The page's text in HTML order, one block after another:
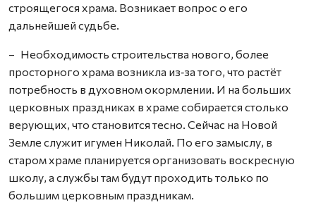
строящегося храма. Возникает вопрос о его
дальнейшей судьбе.
– Необходимость строительства нового, более
просторного храма возникла из‑за того, что растёт
потребность в духовном окормлении. И на больших
церковных праздниках в храме собирается столько
верующих, что становится тесно. Сейчас на Новой
Земле служит игумен Николай. По его замыслу, в
старом храме планируется организовать воскресную
школу, а службы там будут проходить только по
большим церковным праздникам.